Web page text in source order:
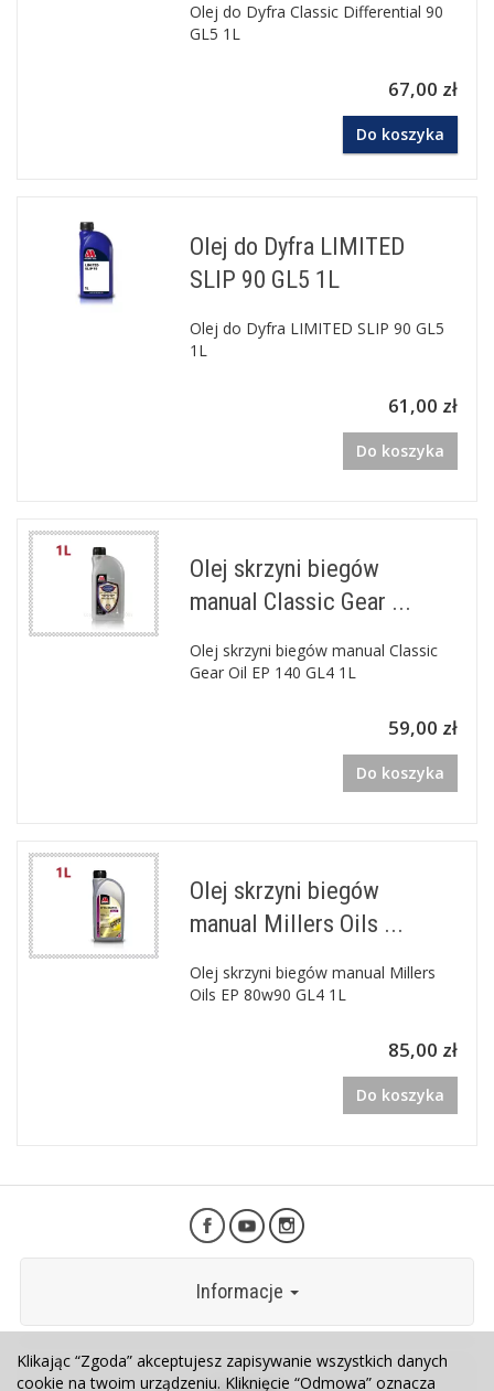
Olej do Dyfra Classic Differential 90
GL5 1L
67,00 zł
Do koszyka
Olej do Dyfra LIMITED
SLIP 90 GL5 1L
Olej do Dyfra LIMITED SLIP 90 GL5
1L
61,00 zł
Do koszyka
Olej skrzyni biegów
manual Classic Gear ...
Olej skrzyni biegów manual Classic
Gear Oil EP 140 GL4 1L
59,00 zł
Do koszyka
Olej skrzyni biegów
manual Millers Oils ...
Olej skrzyni biegów manual Millers
Oils EP 80w90 GL4 1L
85,00 zł
Do koszyka
Informacje
Klikając “Zgoda” akceptujesz zapisywanie wszystkich danych
cookie na twoim urządzeniu. Kliknięcie “Odmowa” oznacza